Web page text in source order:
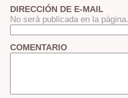
DIRECCIÓN DE E-MAIL
No será publicada en la página.
COMENTARIO